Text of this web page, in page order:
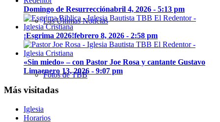
Las Últimas Noticias
Fotos de TBB
Domingo de Resurrecciónabril 4, 2026 - 5:13 pm
¡Esgrima 2026!febrero 8, 2026 - 2:58 pm
«Sin miedo» – con Pastor Joe Rosa y cantante Gustavo
Limaenero 13, 2026 - 9:07 pm
Más visitadas
Iglesia
Horarios